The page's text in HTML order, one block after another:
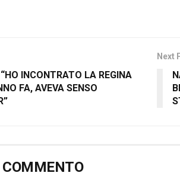
INCONTRATO LA REGINA
FA, AVEVA SENSO
Next